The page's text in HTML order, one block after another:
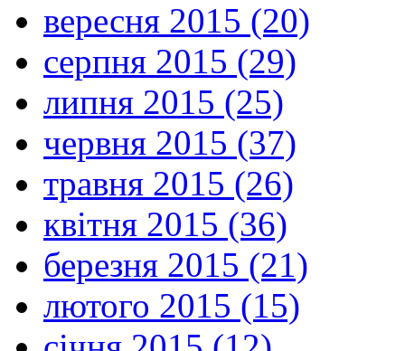
вересня 2015 (20)
серпня 2015 (29)
липня 2015 (25)
червня 2015 (37)
травня 2015 (26)
квітня 2015 (36)
березня 2015 (21)
лютого 2015 (15)